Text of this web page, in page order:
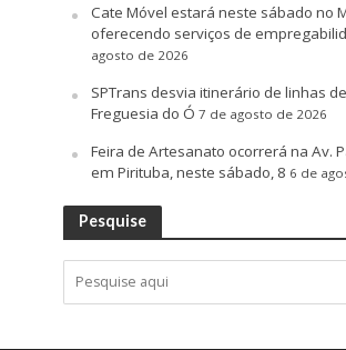
Cate Móvel estará neste sábado no
oferecendo serviços de
agosto de 2026
SPTrans desvia itinerário de linhas
Freguesia do Ó 7 de agosto de 2026
Feira de Artesanato ocorrerá na Av.
em Pirituba, neste sábado, 8 6 de
Pesquise